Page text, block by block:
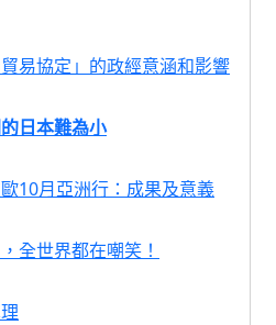
易協定」的政經意涵和影響
日本難為小
10月亞洲行：成果及意義
全世界都在嘲笑！